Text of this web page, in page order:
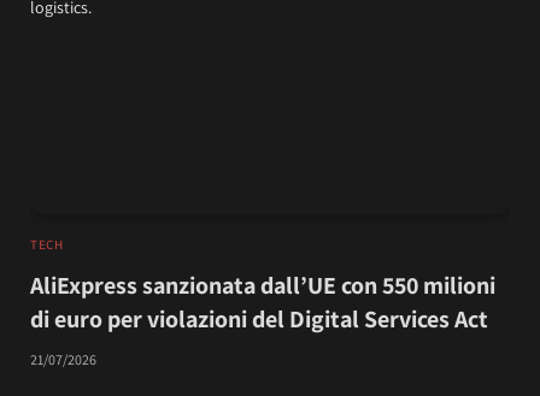
TECH
AliExpress sanzionata dall’UE con 550 milioni
di euro per violazioni del Digital Services Act
21/07/2026